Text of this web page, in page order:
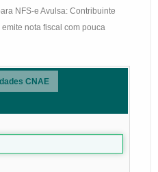
NFS-e Avulsa: Contribuinte
nota fiscal com pouca
CNAE